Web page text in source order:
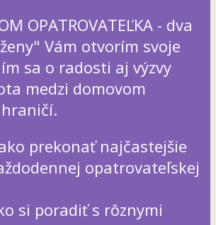
OPATROVATEĽKA - dva
Vám otvorím svoje
sa o radosti aj výzvy
medzi domovom
prekonať najčastejšie
opatrovateľskej
si poradiť s rôznymi